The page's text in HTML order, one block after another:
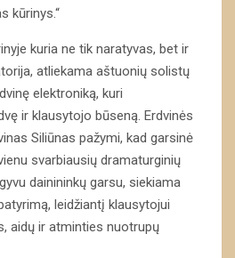
kūrinys.“
kuria ne tik naratyvas, bet ir
atliekama aštuonių solistų
elektroniką, kuri
ir klausytojo būseną. Erdvinės
Siliūnas pažymi, kad garsinė
svarbiausių dramaturginių
dainininkų garsu, siekiama
leidžiantį klausytojui
aidų ir atminties nuotrupų